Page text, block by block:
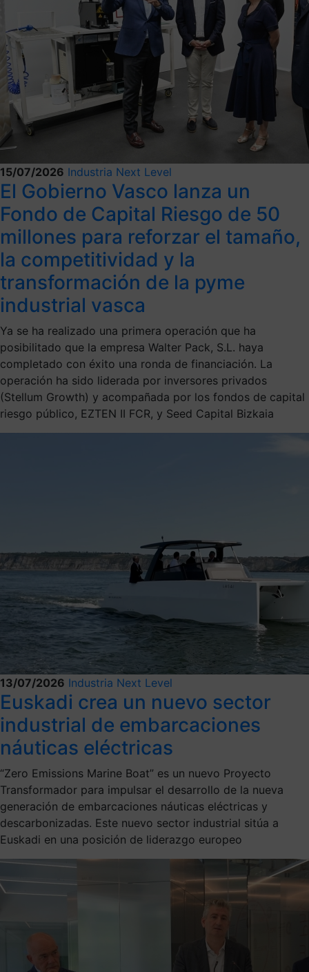
15/07/2026 Industria Next Level
El Gobierno Vasco lanza un
Fondo de Capital Riesgo de 50
millones para reforzar el tamaño,
la competitividad y la
transformación de la pyme
industrial vasca
Ya se ha realizado una primera operación que ha
posibilitado que la empresa Walter Pack, S.L. haya
completado con éxito una ronda de financiación. La
operación ha sido liderada por inversores privados
(Stellum Growth) y acompañada por los fondos de capital
riesgo público, EZTEN II FCR, y Seed Capital Bizkaia
13/07/2026 Industria Next Level
Euskadi crea un nuevo sector
industrial de embarcaciones
náuticas eléctricas
“Zero Emissions Marine Boat” es un nuevo Proyecto
Transformador para impulsar el desarrollo de la nueva
generación de embarcaciones náuticas eléctricas y
descarbonizadas. Este nuevo sector industrial sitúa a
Euskadi en una posición de liderazgo europeo